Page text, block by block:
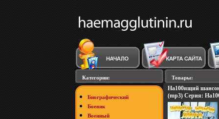
Категории:
Биографический
Боевик
Военный
Товары:
На100ящий
(mp3) Серия:
3623v.